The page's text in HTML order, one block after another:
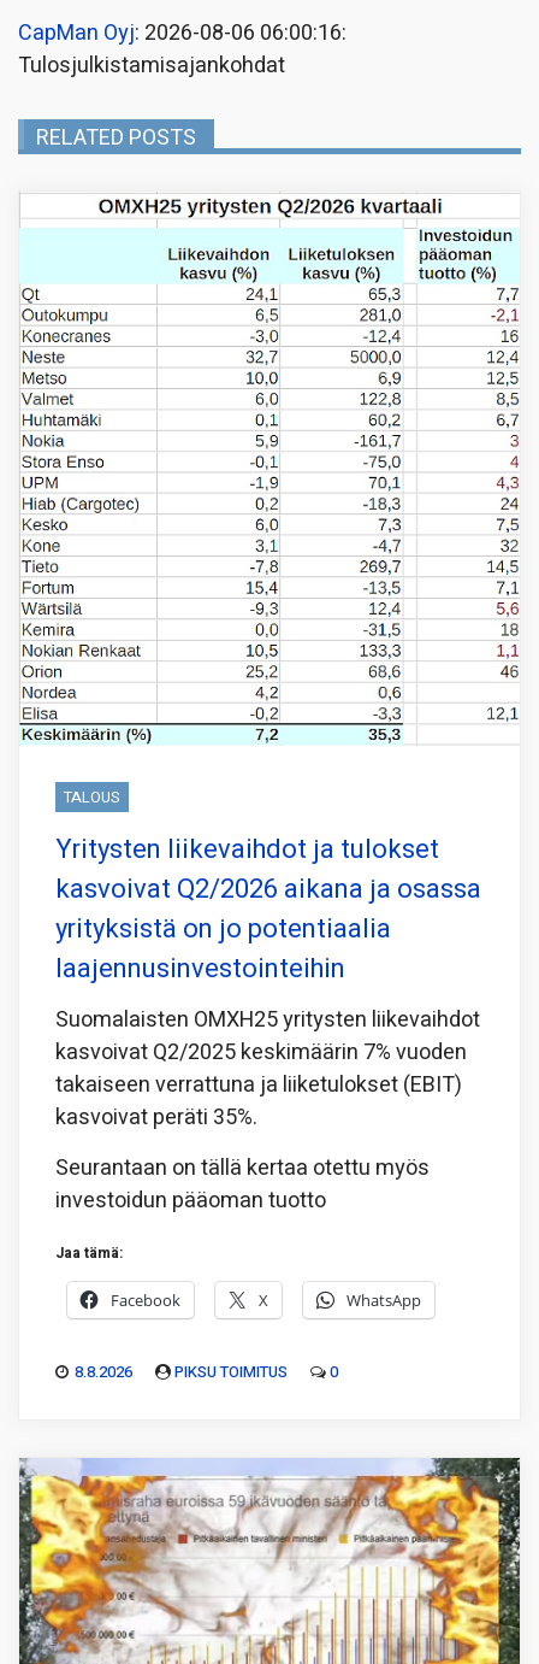
CapMan Oyj: 2026-08-06 06:00:16:
Tulosjulkistamisajankohdat
RELATED POSTS
TALOUS
Yritysten liikevaihdot ja tulokset
kasvoivat Q2/2026 aikana ja osassa
yrityksistä on jo potentiaalia
laajennusinvestointeihin
Suomalaisten OMXH25 yritysten liikevaihdot
kasvoivat Q2/2025 keskimäärin 7% vuoden
takaiseen verrattuna ja liiketulokset (EBIT)
kasvoivat peräti 35%.
Seurantaan on tällä kertaa otettu myös
investoidun pääoman tuotto
Jaa tämä:
Facebook X WhatsApp
8.8.2026 PIKSU TOIMITUS 0